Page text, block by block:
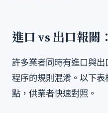
進口 vs 出口報關
許多業者同時有進口與
程序的規則混淆。以下
點，供業者快速對照。